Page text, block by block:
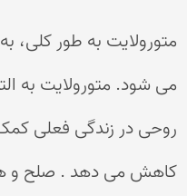
متورولایت به طور
می شود. متورولایت به
روحی در زندگی فعلی
کاهش می دهد . صلح و